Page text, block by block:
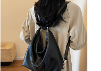
ック カジュアルバッグ ビジネス
バッグ 旅行バッグ ブラック グレ
ー ブルー K-B0289